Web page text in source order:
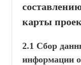
карты
2.1 Сбор
информации